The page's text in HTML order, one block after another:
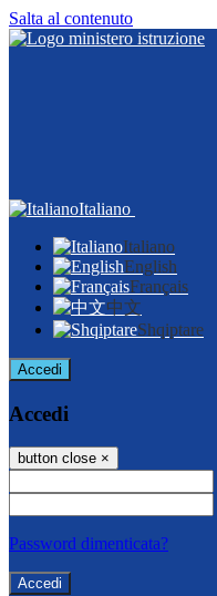
Salta al contenuto
Italiano
Italiano
English
Français
中文
Shqiptare
Accedi
Accedi
button close ×
Password dimenticata?